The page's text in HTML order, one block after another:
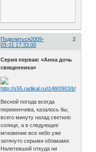
Поделиться 2
2009-
03-31 17:33:00
Серия первая: «Анна дочь
священника»
Весной погода всегда
переменчива, казалось бы,
всего минуту назад светило
солнце, а в следующее
мгновение все небо уже
затянуто серыми облаками.
Налетевший откуда ни